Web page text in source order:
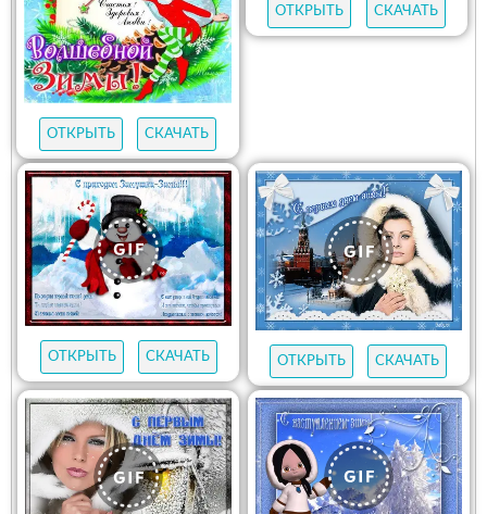
ОТКРЫТЬ СКАЧАТЬ
ОТКРЫТЬ СКАЧАТЬ
ОТКРЫТЬ СКАЧАТЬ ОТКРЫТЬ СКАЧАТЬ